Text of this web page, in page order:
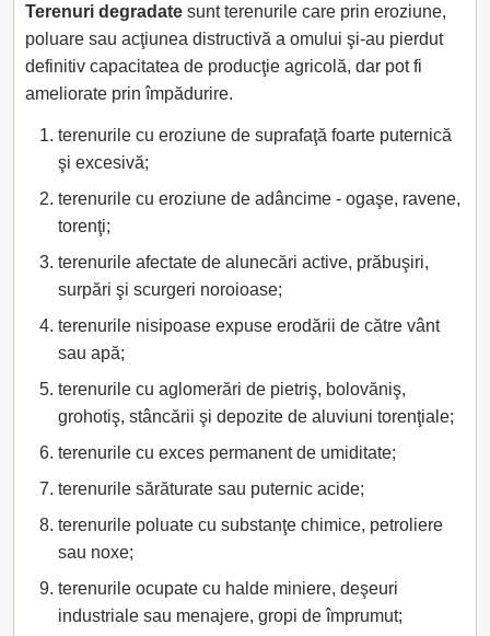
Terenuri degradate sunt terenurile care prin eroziune,
poluare sau acţiunea distructivă a omului şi-au pierdut
definitiv capacitatea de producţie agricolă, dar pot fi
ameliorate prin împădurire.
terenurile cu eroziune de suprafaţă foarte puternică
şi excesivă;
terenurile cu eroziune de adâncime - ogaşe, ravene,
torenţi;
terenurile afectate de alunecări active, prăbuşiri,
surpări şi scurgeri noroioase;
terenurile nisipoase expuse erodării de către vânt
sau apă;
terenurile cu aglomerări de pietriş, bolovăniş,
grohotiş, stâncării şi depozite de aluviuni torenţiale;
terenurile cu exces permanent de umiditate;
terenurile sărăturate sau puternic acide;
terenurile poluate cu substanţe chimice, petroliere
sau noxe;
terenurile ocupate cu halde miniere, deşeuri
industriale sau menajere, gropi de împrumut;